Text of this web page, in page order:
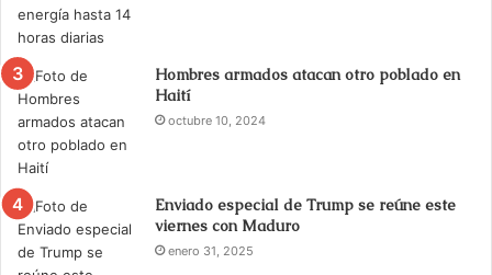
Hombres armados atacan otro poblado en
Haití
octubre 10, 2024
Enviado especial de Trump se reúne este
viernes con Maduro
enero 31, 2025